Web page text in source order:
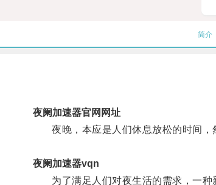
简介
夜阑加速器官网网址
夜晚，本应是人们休息放松的时间，
夜阑加速器vqn
为了满足人们对夜生活的需求，一种